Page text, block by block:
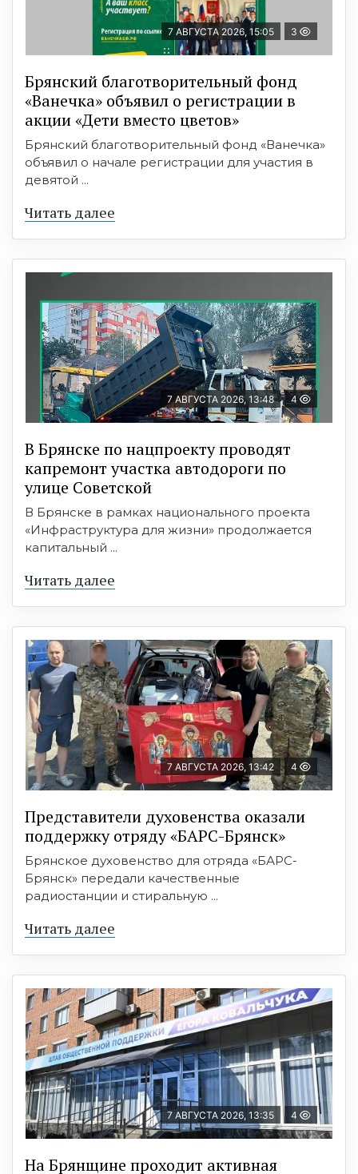
7 АВГУСТА 2026, 15:05 3
Брянский благотворительный фонд
«Ванечка» объявил о регистрации в
акции «Дети вместо цветов»
Брянский благотворительный фонд «Ванечка»
объявил о начале регистрации для участия в
девятой ...
Читать далее
7 АВГУСТА 2026, 13:48 4
В Брянске по нацпроекту проводят
капремонт участка автодороги по
улице Советской
В Брянске в рамках национального проекта
«Инфраструктура для жизни» продолжается
капитальный ...
Читать далее
7 АВГУСТА 2026, 13:42 4
Представители духовенства оказали
поддержку отряду «БАРС-Брянск»
Брянское духовенство для отряда «БАРС-
Брянск» передали качественные
радиостанции и стиральную ...
Читать далее
7 АВГУСТА 2026, 13:35 4
На Брянщине проходит активная